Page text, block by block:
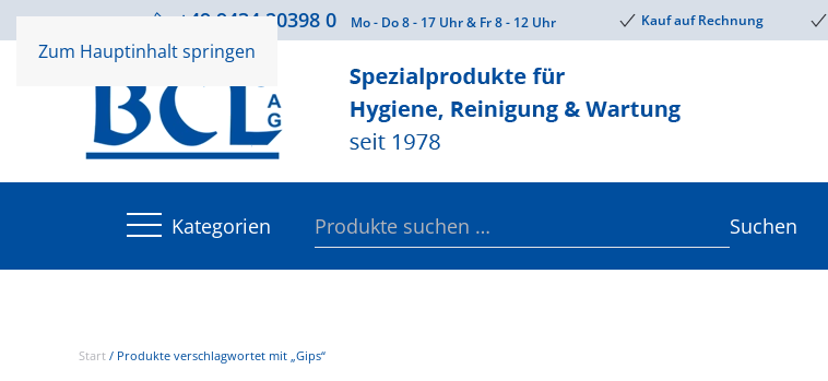
Zum Hauptinhalt springen
Beratung +49 9434 20398 0 Mo - Do 8 - 17 Uhr & Fr 8 - 12 Uhr Kauf auf Rechnung
Kategorien
Suchen
nach:
Suchen
Start / Produkte verschlagwortet mit „Gips“